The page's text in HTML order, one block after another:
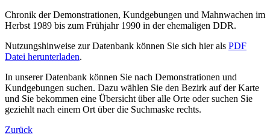
Chronik der Demonstrationen, Kundgebungen und Mahnwachen im
Herbst 1989 bis zum Frühjahr 1990 in der ehemaligen DDR.
Nutzungshinweise zur Datenbank können Sie sich hier als PDF
Datei herunterladen.
In unserer Datenbank können Sie nach Demonstrationen und
Kundgebungen suchen. Dazu wählen Sie den Bezirk auf der Karte
und Sie bekommen eine Übersicht über alle Orte oder suchen Sie
geziehlt nach einem Ort über die Suchmaske rechts.
Zurück